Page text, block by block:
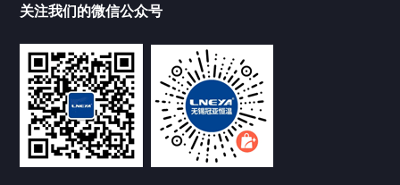
Chamber试验箱
FREEZER低温箱
VOCs冷凝回收装置
关注我们的微信公众号